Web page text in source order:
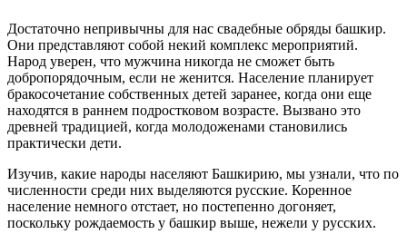
Достаточно непривычны для нас свадебные обряды башкир.
Они представляют собой некий комплекс мероприятий.
Народ уверен, что мужчина никогда не сможет быть
добропорядочным, если не женится. Население планирует
бракосочетание собственных детей заранее, когда они еще
находятся в раннем подростковом возрасте. Вызвано это
древней традицией, когда молодоженами становились
практически дети.
Изучив, какие народы населяют Башкирию, мы узнали, что по
численности среди них выделяются русские. Коренное
население немного отстает, но постепенно догоняет,
поскольку рождаемость у башкир выше, нежели у русских.